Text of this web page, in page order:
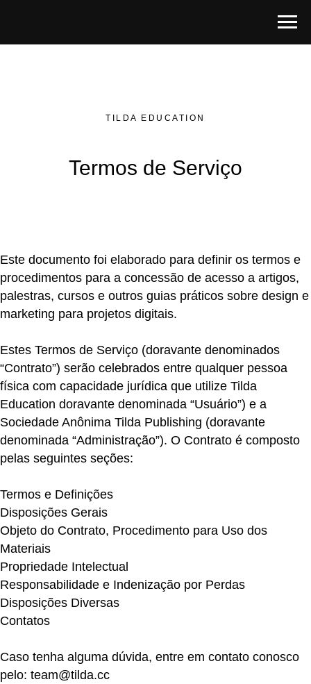
TILDA EDUCATION
Termos de Serviço
Este documento foi elaborado para definir os termos e
procedimentos para a concessão de acesso a artigos,
palestras, cursos e outros guias práticos sobre design e
marketing para projetos digitais.
Estes Termos de Serviço (doravante denominados
“Contrato”) serão celebrados entre qualquer pessoa
física com capacidade jurídica que utilize Tilda
Education doravante denominada “Usuário”) e a
Sociedade Anônima Tilda Publishing (doravante
denominada “Administração”). O Contrato é composto
pelas seguintes seções:
Termos e Definições
Disposições Gerais
Objeto do Contrato, Procedimento para Uso dos
Materiais
Propriedade Intelectual
Responsabilidade e Indenização por Perdas
Disposições Diversas
Contatos
Caso tenha alguma dúvida, entre em contato conosco
pelo: team@tilda.cc